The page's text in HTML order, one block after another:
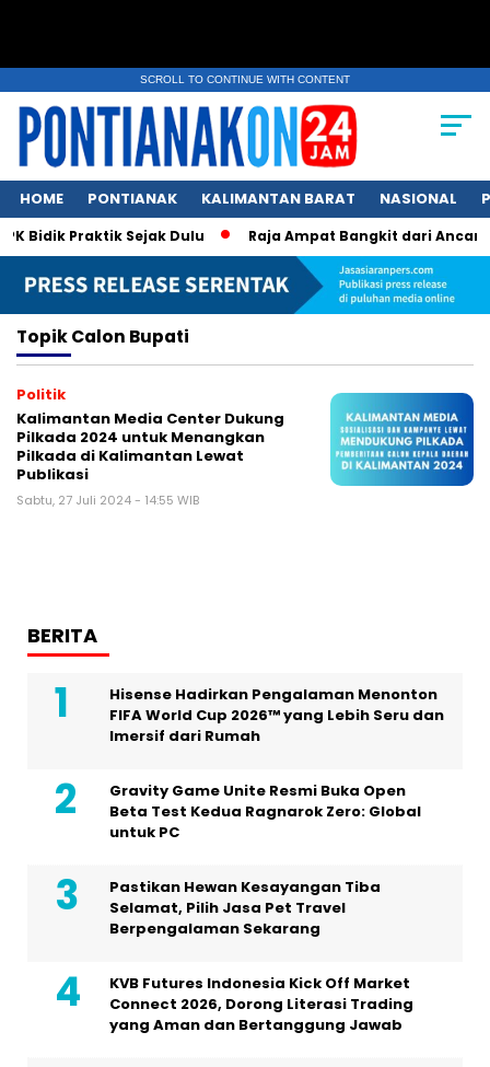
SCROLL TO CONTINUE WITH CONTENT
HOME PONTIANAK KALIMANTAN BARAT NASIONAL
Bidik Praktik Sejak Dulu Raja Ampat Bangkit dari
TopikCalon Bupati
Politik
Kalimantan Media Center Dukung
Pilkada 2024 untuk Menangkan
Pilkada di Kalimantan Lewat
Publikasi
Sabtu, 27 Juli 2024 - 14:55 WIB
BERITA
Hisense Hadirkan Pengalaman Menonton
FIFA World Cup 2026™ yang Lebih Seru dan
Imersif dari Rumah
Gravity Game Unite Resmi Buka Open
Beta Test Kedua Ragnarok Zero: Global
untuk PC
Pastikan Hewan Kesayangan Tiba
Selamat, Pilih Jasa Pet Travel
Berpengalaman Sekarang
KVB Futures Indonesia Kick Off Market
Connect 2026, Dorong Literasi Trading
yang Aman dan Bertanggung Jawab